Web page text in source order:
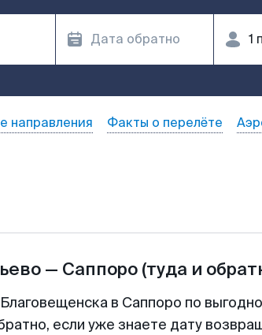
направления Факты о перелёте
— Саппоро (туда и
в Саппоро по
если уже знаете дату